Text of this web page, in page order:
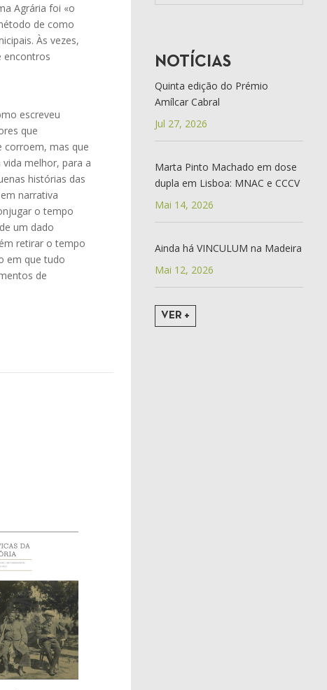
Agrária foi «o
de como
Às vezes,
encontros
escreveu
que
corroem, mas que
melhor, para a
histórias das
narrativa
o tempo
um dado
retirar o tempo
em que tudo
de
NOTÍCIAS
Quinta edição do Prémio
Amílcar Cabral
Jul 27, 2026
Marta Pinto Machado em dose
dupla em Lisboa: MNAC e CCCV
Mai 14, 2026
Ainda há VINCULUM na Madeira
Mai 12, 2026
VER +